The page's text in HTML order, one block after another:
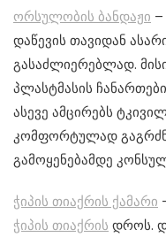
ორსულობის ბანდაჟი
დაწევის თავიდან
გასაძლიერებლად.
პლასტმასის
ასევე ამცირებს
კომფორტულად
გამოყენებამდე
ჭიპის თიაქრის ქამარი
ჭიპის თიაქრის დროს.